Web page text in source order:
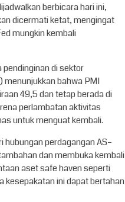
berbicara hari ini,
dicermati ketat, mengingat
mungkin kembali
di sektor
menunjukkan bahwa PMI
49,5 dan tetap berada di
perlambatan aktivitas
untuk menguat kembali.
perdagangan AS–
dan membuka kembali
aset safe haven seperti
kesepakatan ini dapat bertahan